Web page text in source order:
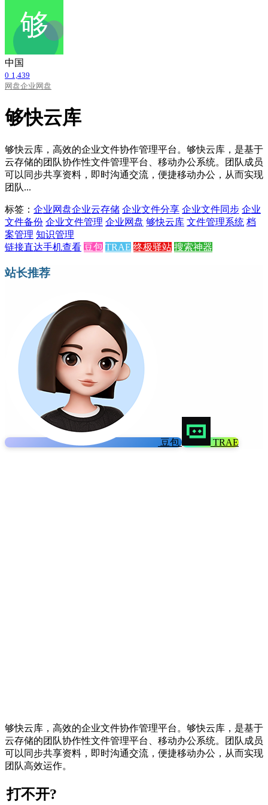
中国
0 1,439
网盘企业网盘
够快云库
够快云库，高效的企业文件协作管理平台。够快云库，是基于
云存储的团队协作性文件管理平台、移动办公系统。团队成员
可以同步共享资料，即时沟通交流，便捷移动办公，从而实现
团队...
标签： 企业网盘企业云存储 企业文件分享 企业文件同步 企业
文件备份 企业文件管理 企业网盘 够快云库 文件管理系统 档
案管理 知识管理
链接直达手机查看 豆包 TRAE 终极驿站 搜索神器
站长推荐
豆包 TRAE
够快云库，高效的企业文件协作管理平台。够快云库，是基于
云存储的团队协作性文件管理平台、移动办公系统。团队成员
可以同步共享资料，即时沟通交流，便捷移动办公，从而实现
团队高效运作。
打不开?